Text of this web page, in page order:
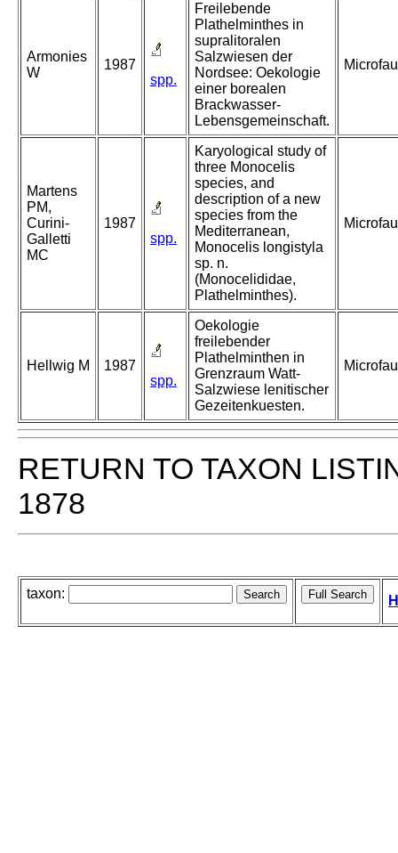
Armonies
W
1987
spp.
Freilebende
Plathelminthes in
supralitoralen
Salzwiesen der
Nordsee: Oekologie
einer borealen
Brackwasser-
Lebensgemeinschaft.
Martens
PM,
Curini-
Galletti
MC
1987
spp.
Karyological study of
three Monocelis
species, and
description of a new
species from the
Mediterranean,
Monocelis longistyla
sp. n.
(Monocelididae,
Plathelminthes).
Hellwig M
1987
spp.
Oekologie
freilebender
Plathelminthen in
Grenzraum Watt-
Salzwiese lenitischer
Gezeitenkuesten.
RETURN TO TAXON
1878
taxon: